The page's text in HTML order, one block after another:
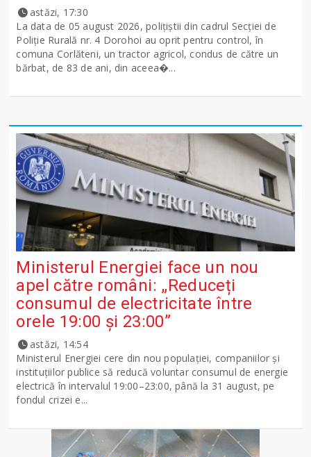
astăzi, 17:30
La data de 05 august 2026, polițiștii din cadrul Secției de
Poliție Rurală nr. 4 Dorohoi au oprit pentru control, în
comuna Corlăteni, un tractor agricol, condus de către un
bărbat, de 83 de ani, din aceea�...
Ministerul Energiei face un nou
apel către români: „Reduceți
consumul de electricitate între
orele 19:00 și 23:00”
astăzi, 14:54
Ministerul Energiei cere din nou populației, companiilor și
instituțiilor publice să reducă voluntar consumul de energie
electrică în intervalul 19:00–23:00, până la 31 august, pe
fondul crizei e...